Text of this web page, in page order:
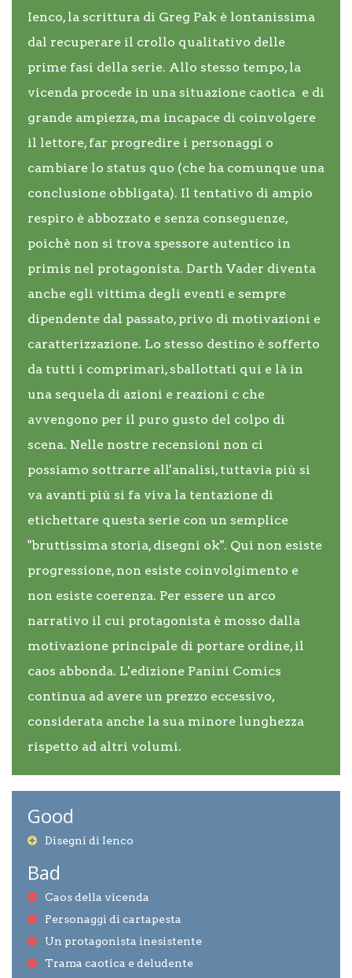
Ienco, la scrittura di Greg Pak è lontanissima
dal recuperare il crollo qualitativo delle
prime fasi della serie. Allo stesso tempo, la
vicenda procede in una situazione caotica e di
grande ampiezza, ma incapace di coinvolgere
il lettore, far progredire i personaggi o
cambiare lo status quo (che ha comunque una
conclusione obbligata). Il tentativo di ampio
respiro è abbozzato e senza conseguenze,
poichè non si trova spessore autentico in
primis nel protagonista. Darth Vader diventa
anche egli vittima degli eventi e sempre
dipendente dal passato, privo di motivazioni e
caratterizzazione. Lo stesso destino è sofferto
da tutti i comprimari, sballottati qui e là in
una sequela di azioni e reazioni c che
avvengono per il puro gusto del colpo di
scena. Nelle nostre recensioni non ci
possiamo sottrarre all'analisi, tuttavia più si
va avanti più si fa viva la tentazione di
etichettare questa serie con un semplice
"bruttissima storia, disegni ok". Qui non esiste
progressione, non esiste coinvolgimento e
non esiste coerenza. Per essere un arco
narrativo il cui protagonista è mosso dalla
motivazione principale di portare ordine, il
caos abbonda. L'edizione Panini Comics
continua ad avere un prezzo eccessivo,
considerata anche la sua minore lunghezza
rispetto ad altri volumi.
Good
Disegni di Ienco
Bad
Caos della vicenda
Personaggi di cartapesta
Un protagonista inesistente
Trama caotica e deludente